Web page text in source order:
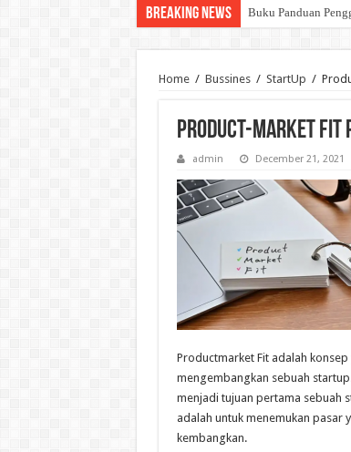
Breaking News Buku Panduan
Mencoba
Home / Bussines / StartUp /
Product-Market Fit
admin December 21, 2021
Productmarket Fit adalah
mengembangkan sebuah
menjadi tujuan pertama sebuah
adalah untuk menemukan pasar
kembangkan.